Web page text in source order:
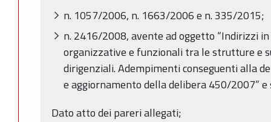
n. 1057/2006, n. 1663/2006 e n. 335/2015;
n. 2416/2008, avente ad oggetto “Indirizzi
organizzative e funzionali tra le strutture e
dirigenziali. Adempimenti conseguenti alla
e aggiornamento della delibera 450/2007” e
Dato atto dei pareri allegati;